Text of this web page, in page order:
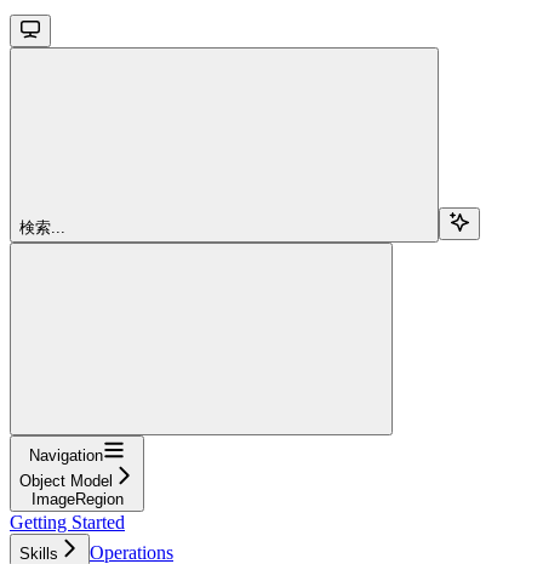
検索...
Navigation
Object Model
ImageRegion
Getting Started
Skills
Operations